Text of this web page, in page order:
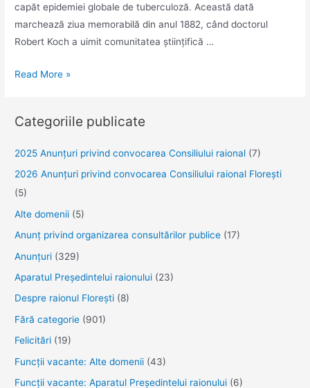
capăt epidemiei globale de tuberculoză. Această dată
marchează ziua memorabilă din anul 1882, când doctorul
Robert Koch a uimit comunitatea științifică …
Investiți
elimina
Salvați
vieți!
Read More »
Categoriile publicate
2025 Anunţuri privind convocarea Consiliului raional (7)
2026 Anunțuri privind convocarea Consiliului raional Florești
(5)
Alte domenii (5)
Anunţ privind organizarea consultărilor publice (17)
Anunţuri (329)
Aparatul Preşedintelui raionului (23)
Despre raionul Floreşti (8)
Fără categorie (901)
Felicitări (19)
Funcţii vacante: Alte domenii (43)
Funcții vacante: Aparatul Președintelui raionului (6)